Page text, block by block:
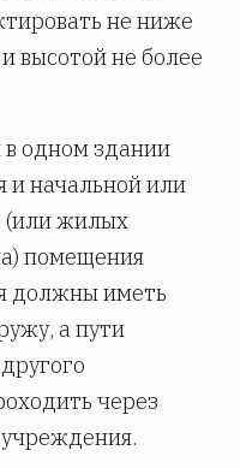
не ниже
высотой не более
одном здании
и начальной или
(или жилых
помещения
должны иметь
а пути
через